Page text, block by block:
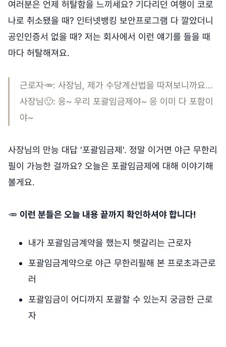
여러분은 언제 허탈함을 느끼세요? 기다리던 여행이 코로
나로 취소됐을 때? 인터넷뱅킹 보안프로그램 다 깔았더니
공인인증서 없을 때? 저는 회사에서 이런 얘기를 들을 때
마다 허탈해져요.
근로자🥕: 사장님, 제가 수당계산법을 따져보니까요...
사장님🙂: 응~ 우리 포괄임금제야~ 응 이미 다 포함이
야~
사장님의 만능 대답 '포괄임금제'. 정말 이거면 야근 무한리
필이 가능한 걸까요? 오늘은 포괄임금제에 대해 이야기해
볼게요.
🥕 이런 분들은 오늘 내용 끝까지 확인하셔야 합니다!
내가 포괄임금계약을 했는지 헷갈리는 근로자
포괄임금계약으로 야근 무한리필해 본 프로초과근로
러
포괄임금이 어디까지 포괄할 수 있는지 궁금한 근로
자